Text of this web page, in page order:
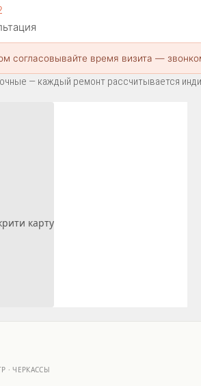
согласовывайте время визита —
— каждый ремонт рассчитывается
карту
· ЧЕРКАССЫ